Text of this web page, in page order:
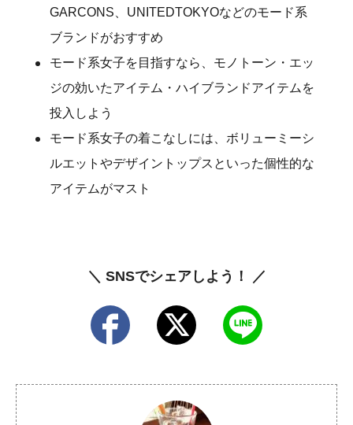
GARCONS、UNITEDTOKYOなどのモード系
ブランドがおすすめ
モード系女子を目指すなら、モノトーン・エッ
ジの効いたアイテム・ハイブランドアイテムを
投入しよう
モード系女子の着こなしには、ボリューミーシ
ルエットやデザイントップスといった個性的な
アイテムがマスト
＼ SNSでシェアしよう！ ／